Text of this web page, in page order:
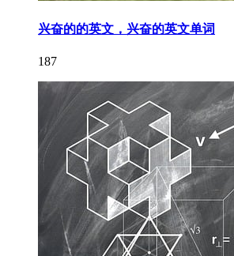
兴奋的的英文，兴奋的英文单词
187